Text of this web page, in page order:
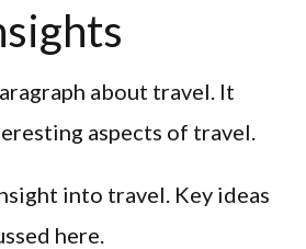
about travel. It
aspects of travel.
into travel. Key ideas
here.